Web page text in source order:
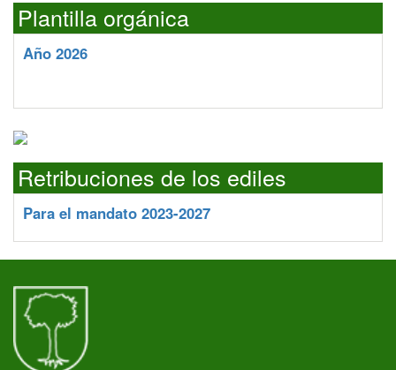
Plantilla orgánica
Año 2026
Retribuciones de los ediles
Para el mandato 2023-2027